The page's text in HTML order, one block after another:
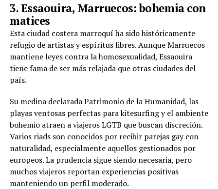
3. Essaouira, Marruecos: bohemia con
matices
Esta ciudad costera marroquí ha sido históricamente
refugio de artistas y espíritus libres. Aunque Marruecos
mantiene leyes contra la homosexualidad, Essaouira
tiene fama de ser más relajada que otras ciudades del
país.
Su medina declarada Patrimonio de la Humanidad, las
playas ventosas perfectas para kitesurfing y el ambiente
bohemio atraen a viajeros LGTB que buscan discreción.
Varios riads son conocidos por recibir parejas gay con
naturalidad, especialmente aquellos gestionados por
europeos. La prudencia sigue siendo necesaria, pero
muchos viajeros reportan experiencias positivas
manteniendo un perfil moderado.